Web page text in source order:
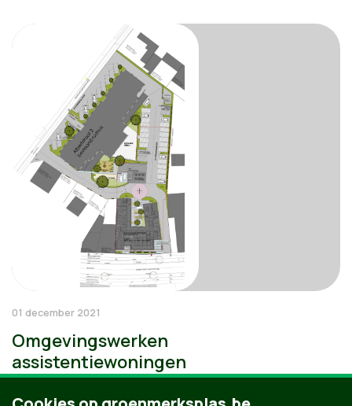
01 december 2021
Omgevingswerken
assistentiewoningen